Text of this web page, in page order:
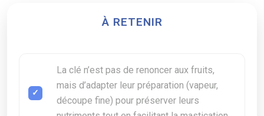
À RETENIR
La clé n’est pas de renoncer aux fruits,
mais d’adapter leur préparation (vapeur,
découpe fine) pour préserver leurs